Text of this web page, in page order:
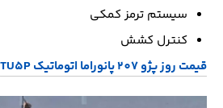
سیستم ترمز کمکی
کنترل کشش
قیمت روز پژو 207 پانوراما اتوماتیک TU5P